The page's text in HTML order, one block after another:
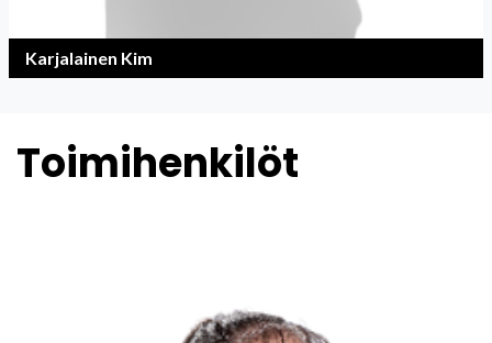
Karjalainen Kim
Toimihenkilöt